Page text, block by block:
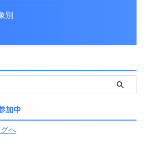
別
加中
へ